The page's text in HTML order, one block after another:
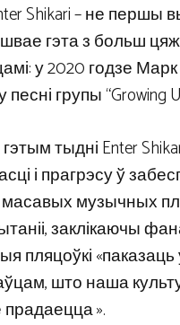
Shikari – не першы
гэта з больш
у 2020 годзе
песні групы “Growing
тыдні Enter
і прагрэсу ў
масавых музычных
заклікаючы
пляцоўкі
што наша
прадаецца ».